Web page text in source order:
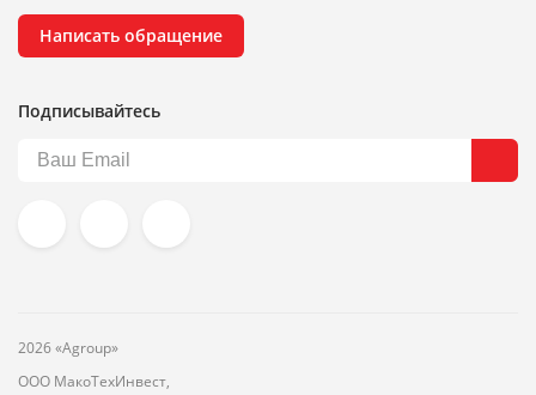
Написать обращение
Подписывайтесь
2026 «Agroup»
ООО МакоТехИнвест,